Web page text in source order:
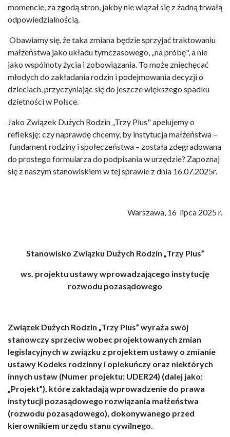
momencie, za zgodą stron, jakby nie wiązał się z żadną trwałą
odpowiedzialnością.
Obawiamy się, że taka zmiana będzie sprzyjać traktowaniu
małżeństwa jako układu tymczasowego, „na próbę", a nie
jako wspólnoty życia i zobowiązania. To może zniechęcać
młodych do zakładania rodzin i podejmowania decyzji o
dzieciach, przyczyniając się do jeszcze większego spadku
dzietności w Polsce.
Jako Związek Dużych Rodzin „Trzy Plus" apelujemy o
refleksję: czy naprawdę chcemy, by instytucja małżeństwa –
fundament rodziny i społeczeństwa – została zdegradowana
do prostego formularza do podpisania w urzędzie? Zapoznaj
się z naszym stanowiskiem w tej sprawie z dnia 16.07.2025r.
Warszawa, 16 lipca 2025 r.
Stanowisko Związku Dużych Rodzin „Trzy Plus”
ws. projektu ustawy wprowadzającego instytucję
rozwodu pozasądowego
Związek Dużych Rodzin „Trzy Plus” wyraża swój
stanowczy sprzeciw wobec projektowanych zmian
legislacyjnych w związku z projektem ustawy o zmianie
ustawy Kodeks rodzinny i opiekuńczy oraz niektórych
innych ustaw (Numer projektu: UDER24) (dalej jako:
„Projekt”), które zakładają wprowadzenie do prawa
instytucji pozasądowego rozwiązania małżeństwa
(rozwodu pozasądowego), dokonywanego przed
kierownikiem urzędu stanu cywilnego.